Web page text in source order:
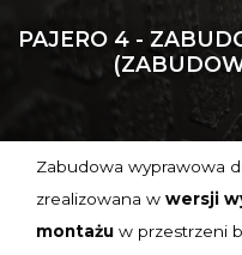
PAJERO 4 -
Zabudowa wyprawowa
zrealizowana w wersji
montażu w przestrzeni